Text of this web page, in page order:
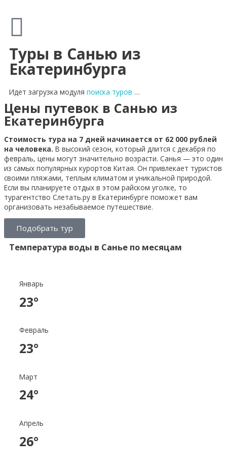
Туры в Санью из
Екатеринбурга
Идет загрузка модуля поиска туров …
Цены путевок в Санью из
Екатеринбурга
Стоимость тура на 7 дней начинается от 62 000 рублей
на человека. В высокий сезон, который длится с декабря по
февраль, цены могут значительно возрасти. Санья — это один
из самых популярных курортов Китая. Он привлекает туристов
своими пляжами, теплым климатом и уникальной природой.
Если вы планируете отдых в этом райском уголке, то
турагентство Слетать.ру в Екатеринбурге поможет вам
организовать незабываемое путешествие.
Подобрать тур
Температура воды в Санье по месяцам
Январь
23°
Февраль
23°
Март
24°
Апрель
26°